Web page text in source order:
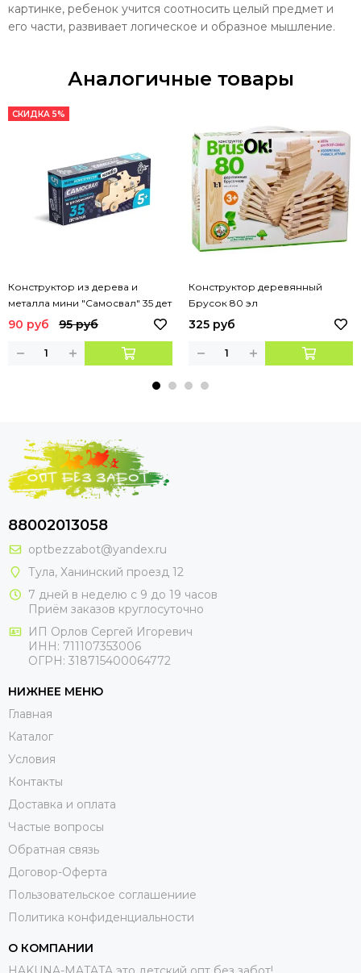
картинке, ребенок учится соотносить целый предмет и
его части, развивает логическое и образное мышление.
Аналогичные товары
СКИДКА 5%
Конструктор из дерева и
металла мини "Самосвал" 35 дет
90 руб 95 руб
Конструктор деревянный
Брусок 80 эл
325 руб
88002013058
optbezzabot@yandex.ru
Тула, Ханинский проезд 12
7 дней в неделю с 9 до 19 часов
Приём заказов круглосуточно
ИП Орлов Сергей Игоревич
ИНН: 711107353006
ОГРН: 318715400064772
НИЖНЕЕ МЕНЮ
Главная
Каталог
Условия
Контакты
Доставка и оплата
Частые вопросы
Обратная связь
Договор-Оферта
Пользовательское соглашениие
Политика конфиденциальности
О КОМПАНИИ